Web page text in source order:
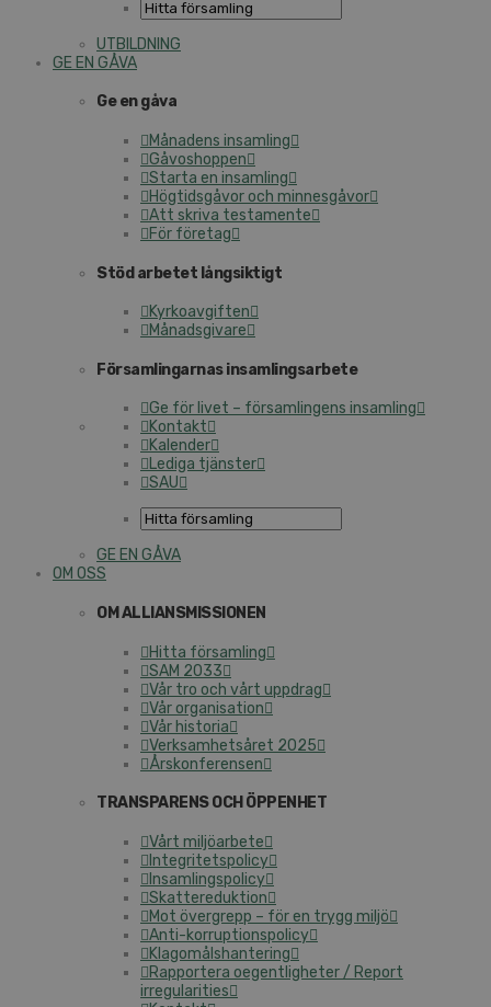
UTBILDNING
GE EN GÅVA
Ge en gåva
Månadens insamling
Gåvoshoppen
Starta en insamling
Högtidsgåvor och minnesgåvor
Att skriva testamente
För företag
Stöd arbetet långsiktigt
Kyrkoavgiften
Månadsgivare
Församlingarnas insamlingsarbete
Ge för livet – församlingens insamling
Kontakt
Kalender
Lediga tjänster
SAU
GE EN GÅVA
OM OSS
OM ALLIANSMISSIONEN
Hitta församling
SAM 2033
Vår tro och vårt uppdrag
Vår organisation
Vår historia
Verksamhetsåret 2025
Årskonferensen
TRANSPARENS OCH ÖPPENHET
Vårt miljöarbete
Integritetspolicy
Insamlingspolicy
Skattereduktion
Mot övergrepp – för en trygg miljö
Anti-korruptionspolicy
Klagomålshantering
Rapportera oegentligheter / Report
irregularities